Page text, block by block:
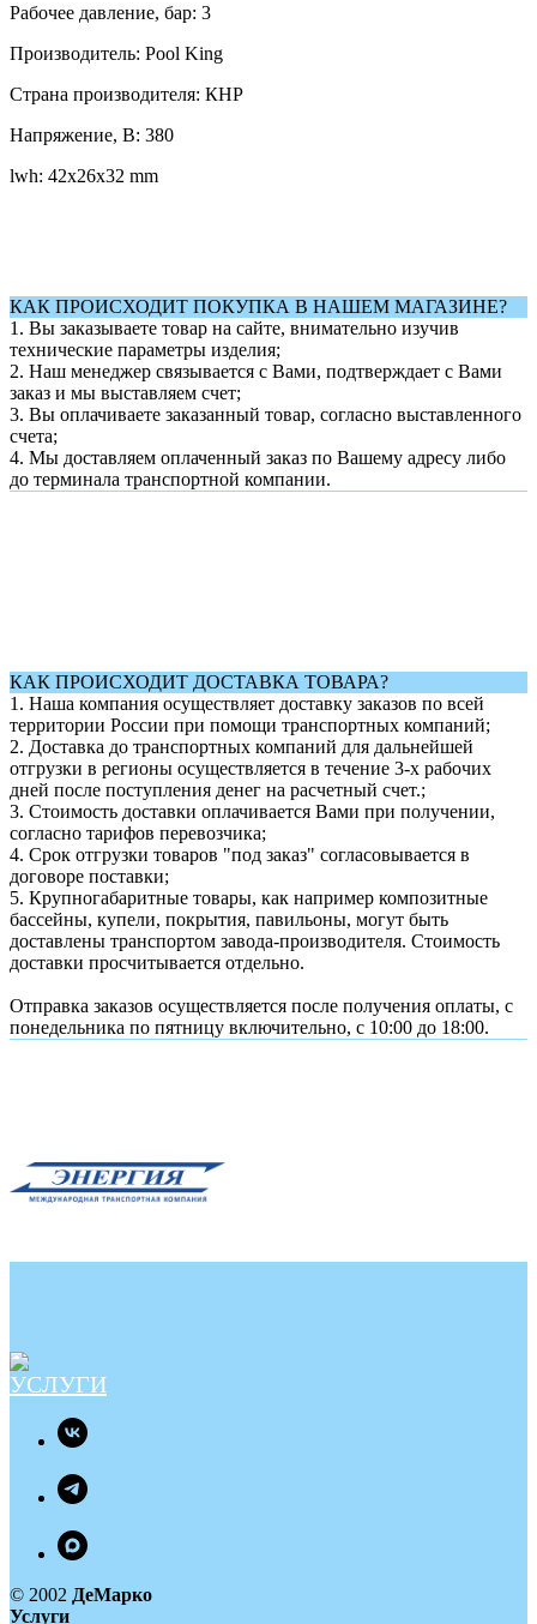
Рабочее давление, бар: 3
Производитель: Pool King
Страна производителя: КНР
Напряжение, В: 380
lwh: 42x26x32 mm
КАК ПРОИСХОДИТ ПОКУПКА В НАШЕМ МАГАЗИНЕ?
1. Вы заказываете товар на сайте, внимательно изучив
технические параметры изделия;
2. Наш менеджер связывается с Вами, подтверждает с Вами
заказ и мы выставляем счет;
3. Вы оплачиваете заказанный товар, согласно выставленного
счета;
4. Мы доставляем оплаченный заказ по Вашему адресу либо
до терминала транспортной компании.
КАК ПРОИСХОДИТ ДОСТАВКА ТОВАРА?
1. Наша компания осуществляет доставку заказов по всей
территории России при помощи транспортных компаний;
2. Доставка до транспортных компаний для дальнейшей
отгрузки в регионы осуществляется в течение 3-х рабочих
дней после поступления денег на расчетный счет.;
3. Стоимость доставки оплачивается Вами при получении,
согласно тарифов перевозчика;
4. Срок отгрузки товаров "под заказ" согласовывается в
договоре поставки;
5. Крупногабаритные товары, как например композитные
бассейны, купели, покрытия, павильоны, могут быть
доставлены транспортом завода-производителя. Стоимость
доставки просчитывается отдельно.
Отправка заказов осуществляется после получения оплаты, с
понедельника по пятницу включительно, с 10:00 до 18:00.
© 2002 ДеМарко
Услуги